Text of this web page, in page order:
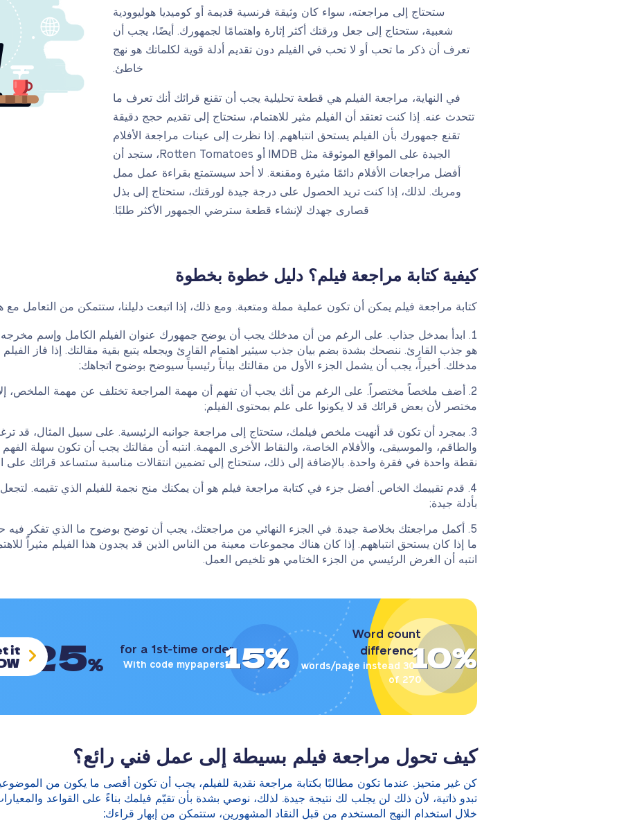
ستحتاج إلى مراجعته، سواء كان وثيقة فرنسية قديمة أو كوميديا هوليوودية
شعبية، ستحتاج إلى جعل ورقتك أكثر إثارة واهتمامًا لجمهورك. أيضًا، يجب أن
تعرف أن ذكر ما تحب أو لا تحب في الفيلم دون تقديم أدلة قوية لكلماتك هو نهج
خاطئ.
في النهاية، مراجعة الفيلم هي قطعة تحليلية يجب أن تقنع قرائك أنك تعرف ما
تتحدث عنه. إذا كنت تعتقد أن الفيلم مثير للاهتمام، ستحتاج إلى تقديم حجج دقيقة
تقنع جمهورك بأن الفيلم يستحق انتباههم. إذا نظرت إلى عينات مراجعة الأفلام
الجيدة على المواقع الموثوقة مثل IMDB أو Rotten Tomatoes، ستجد أن
أفضل مراجعات الأفلام دائمًا مثيرة ومقنعة. لا أحد سيستمتع بقراءة عمل ممل
ومربك. لذلك، إذا كنت تريد الحصول على درجة جيدة لورقتك، ستحتاج إلى بذل
قصارى جهدك لإنشاء قطعة سترضي الجمهور الأكثر طلبًا.
كيفية كتابة مراجعة فيلم؟ دليل خطوة بخطوة
كتابة مراجعة فيلم يمكن أن تكون عملية مملة ومتعبة. ومع ذلك، إذا اتبعت دليلنا، ستتمكن من التعامل
ابدأ بمدخل جذاب. على الرغم من أن مدخلك يجب أن يوضح جمهورك عنوان الفيلم الكامل وإسم
هو جذب القارئ. ننصحك بشدة بضم بيان جذب سيثير اهتمام القارئ ويجعله يتبع بقية مقالتك. إذا فاز
مدخلك. أخيراً، يجب أن يشمل الجزء الأول من مقالتك بياناً رئيسياً سيوضح بوضوح اتجاهك;
أضف ملخصاً مختصراً. على الرغم من أنك يجب أن تفهم أن مهمة المراجعة تختلف عن مهمة الملخص،
مختصر لأن بعض قرائك قد لا يكونوا على علم بمحتوى الفيلم;
بمجرد أن تكون قد أنهيت ملخص فيلمك، ستحتاج إلى مراجعة جوانبه الرئيسية. على سبيل المثال، قد
والطاقم، والموسيقى، والأفلام الخاصة، والنقاط الأخرى المهمة. انتبه أن مقالتك يجب أن تكون سهلة
نقطة واحدة في فقرة واحدة. بالإضافة إلى ذلك، ستحتاج إلى تضمين انتقالات مناسبة ستساعد قرائك على
قدم تقييمك الخاص. أفضل جزء في كتابة مراجعة فيلم هو أن يمكنك منح نجمة للفيلم الذي تقيمه. لتجعل
بأدلة جيدة;
أكمل مراجعتك بخلاصة جيدة. في الجزء النهائي من مراجعتك، يجب أن توضح بوضوح ما الذي تفكر فيه
ما إذا كان يستحق انتباههم. إذا كان هناك مجموعات معينة من الناس الذين قد يجدون هذا الفيلم مثيراً
انتبه أن الغرض الرئيسي من الجزء الختامي هو تلخيص العمل.
10%
Word count
difference
300 words/page instead
of 270
15%
for a 1st-time order
With code mypapers15
25%
it
كيف تحول مراجعة فيلم بسيطة إلى عمل فني رائع؟
كن غير متحيز. عندما تكون مطالبًا بكتابة مراجعة نقدية للفيلم، يجب أن تكون أقصى ما يكون من
تبدو ذاتية، لأن ذلك لن يجلب لك نتيجة جيدة. لذلك، نوصي بشدة بأن تقيّم فيلمك بناءً على القواعد
خلال استخدام النهج المستخدم من قبل النقاد المشهورين، ستتمكن من إبهار قراءك;